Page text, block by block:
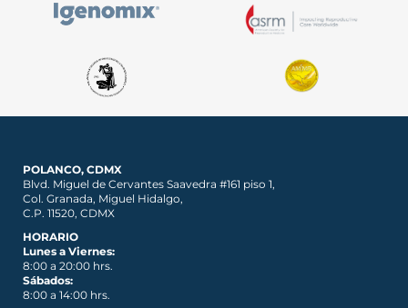
POLANCO, CDMX
Blvd. Miguel de Cervantes Saavedra #161 piso 1,
Col. Granada, Miguel Hidalgo,
C.P. 11520, CDMX
HORARIO
Lunes a Viernes:
8:00 a 20:00 hrs.
Sábados:
8:00 a 14:00 hrs.